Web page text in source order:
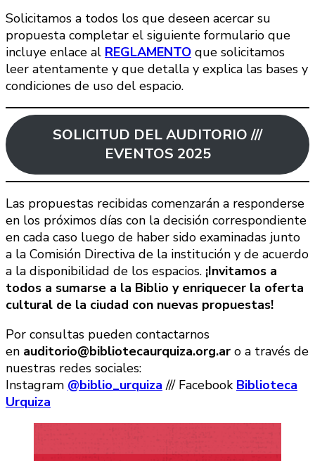
Solicitamos a todos los que deseen acercar su
propuesta completar el siguiente formulario que
incluye enlace al REGLAMENTO que solicitamos
leer atentamente y que detalla y explica las bases y
condiciones de uso del espacio.
SOLICITUD DEL AUDITORIO ///
EVENTOS 2025
Las propuestas recibidas comenzarán a responderse
en los próximos días con la decisión correspondiente
en cada caso luego de haber sido examinadas junto
a la Comisión Directiva de la institución y de acuerdo
a la disponibilidad de los espacios. ¡Invitamos a
todos a sumarse a la Biblio y enriquecer la oferta
cultural de la ciudad con nuevas propuestas!
Por consultas pueden contactarnos
en auditorio@bibliotecaurquiza.org.ar o a través de
nuestras redes sociales:
Instagram @biblio_urquiza /// Facebook Biblioteca
Urquiza